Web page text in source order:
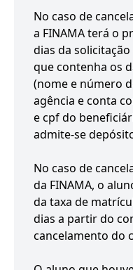
No caso de
a FINAMA terá o
dias da
que contenha os
(nome e número
agência e conta
e cpf do
admite-se
No caso de
da FINAMA, o
da taxa de
dias a partir do
cancelamento do